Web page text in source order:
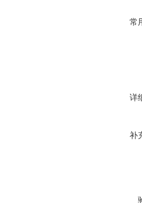
常
详
补